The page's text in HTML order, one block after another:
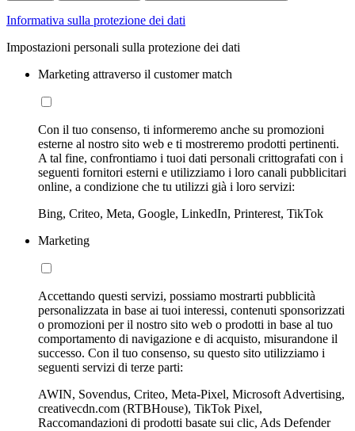
Informativa sulla protezione dei dati
Impostazioni personali sulla protezione dei dati
Marketing attraverso il customer match
Con il tuo consenso, ti informeremo anche su promozioni
esterne al nostro sito web e ti mostreremo prodotti pertinenti.
A tal fine, confrontiamo i tuoi dati personali crittografati con i
seguenti fornitori esterni e utilizziamo i loro canali pubblicitari
online, a condizione che tu utilizzi già i loro servizi:
Bing, Criteo, Meta, Google, LinkedIn, Printerest, TikTok
Marketing
Accettando questi servizi, possiamo mostrarti pubblicità
personalizzata in base ai tuoi interessi, contenuti sponsorizzati
o promozioni per il nostro sito web o prodotti in base al tuo
comportamento di navigazione e di acquisto, misurandone il
successo. Con il tuo consenso, su questo sito utilizziamo i
seguenti servizi di terze parti:
AWIN, Sovendus, Criteo, Meta-Pixel, Microsoft Advertising,
creativecdn.com (RTBHouse), TikTok Pixel,
Raccomandazioni di prodotti basate sui clic, Ads Defender